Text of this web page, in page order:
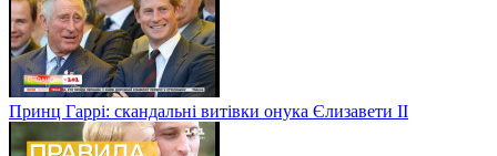
Принц Гаррі: скандальні витівки онука Єлизавети II